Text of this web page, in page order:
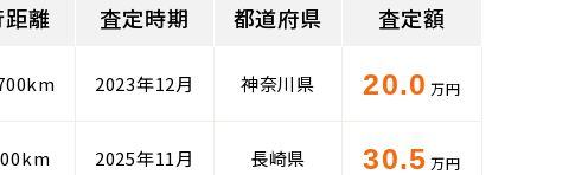
距離 査定時期 都道府県 査定額
2023年12月 神奈川県 20.0 万円
2025年11月 長崎県 30.5 万円